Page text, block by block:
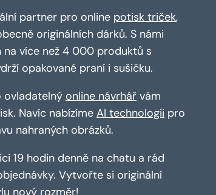
partner pro online potisk triček,
originálních dárků. S námi
více než 4 000 produktů s
opakované praní i sušičku.
ovladatelný online návrhář vám
Navíc nabízíme AI technologii pro
nahraných obrázků.
19 hodin denně na chatu a rád
Vytvořte si originální
nový rozměr!